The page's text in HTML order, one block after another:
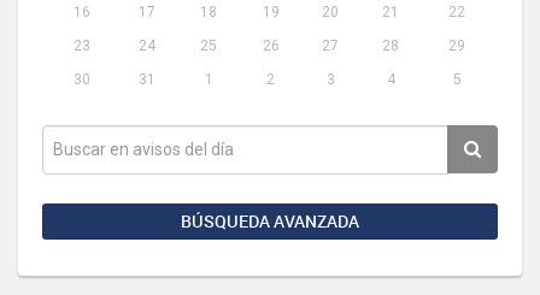
16
17 18 19 20 21
22
23
24 25 26 27 28
29
30
31 1 2 3 4 5
BÚSQUEDA AVANZADA